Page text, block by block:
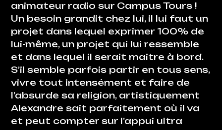
animateur radio sur Campus Tours !
Un besoin grandit chez lui, il lui faut un
projet dans lequel exprimer 100% de
lui-même, un projet qui lui ressemble
et dans lequel il serait maitre à bord.
S’il semble parfois partir en tous sens,
vivre tout intensément et faire de
l’absurde sa religion, artistiquement
Alexandre sait parfaitement où il va
et peut compter sur l’appui ultra